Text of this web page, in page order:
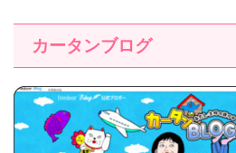
カータンブログ